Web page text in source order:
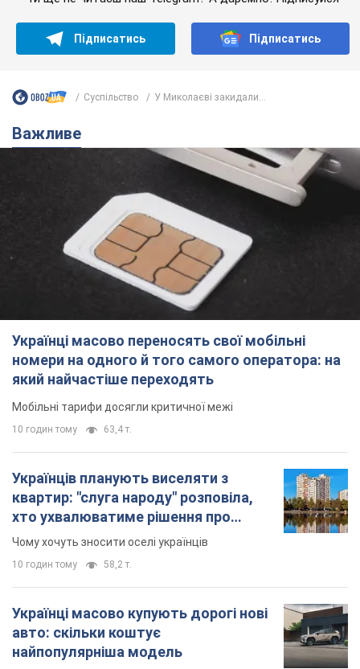
Підписатись Підписатись
Суспільство У Миколаєві закидали...
Важливе
Українці масово переносять свої мобільні
номери на одного й того самого оператора: на
який найчастіше переходять
Мобільні тарифи досягли критичної межі
10 годин тому 63,4 т.
Українців планують виселяти з
квартир: "слуга народу" розповіла,
хто ухвалюватиме рішення про
знесення будинків
Чому хочуть зносити оселі українців
10 годин тому 58,2 т.
Українці масово купують дорогі нові
авто: скільки коштує
найпопулярніша модель